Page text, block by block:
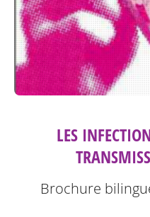
LES
Brochure